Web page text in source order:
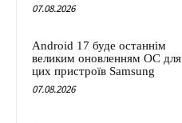
07.08.2026
Android 17 буде останнім
великим оновленням ОС для
цих пристроїв Samsung
07.08.2026